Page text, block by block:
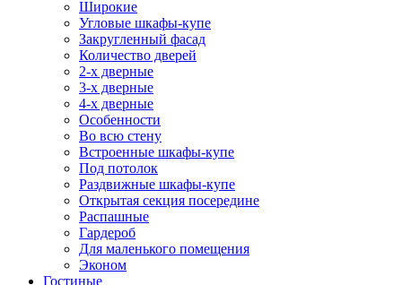
Широкие
Угловые шкафы-купе
Закругленный фасад
Количество дверей
2-х дверные
3-х дверные
4-х дверные
Особенности
Во всю стену
Встроенные шкафы-купе
Под потолок
Раздвижные шкафы-купе
Открытая секция посередине
Распашные
Гардероб
Для маленького помещения
Эконом
Гостиные